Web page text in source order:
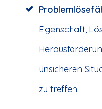
Eigenschaft,
unsicheren
zu treffen.